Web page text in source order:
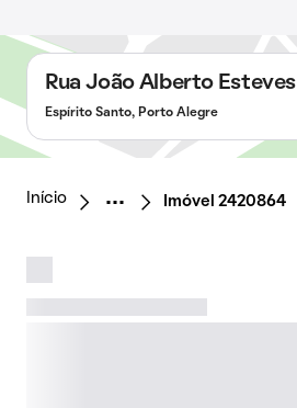
Rua João Alberto Esteves
Espírito Santo, Porto Alegre
Início Imóvel 2420864